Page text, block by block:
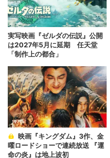
実写映画『ゼルダの伝説』公開
は2027年5月に延期 任天堂
「制作上の都合」
曜ロードショーで連続放送 『運
命の炎』は地上波初